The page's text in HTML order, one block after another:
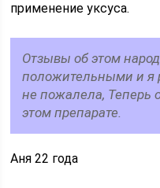
применение уксуса.
Отзывы об этом
положительными и я
не пожалела, Теперь
этом препарате.
Аня 22 года